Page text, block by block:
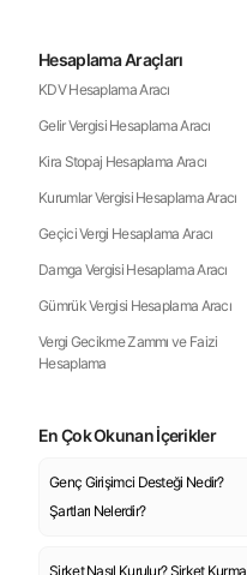
Hesaplama Araçları
KDV Hesaplama Aracı
Gelir Vergisi Hesaplama Aracı
Kira Stopaj Hesaplama Aracı
Kurumlar Vergisi Hesaplama Aracı
Geçici Vergi Hesaplama Aracı
Damga Vergisi Hesaplama Aracı
Gümrük Vergisi Hesaplama Aracı
Vergi Gecikme Zammı ve Faizi
Hesaplama
En Çok Okunan İçerikler
Genç Girişimci Desteği Nedir?
Şartları Nelerdir?
Şirket Nasıl Kurulur? Şirket Kurma